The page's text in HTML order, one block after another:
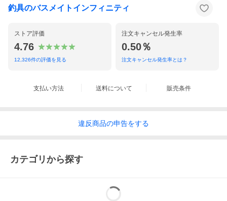
釣具のバスメイトインフィニティ
ストア評価
4.76
12,326件の評価を見る
注文キャンセル発生率
0.50％
注文キャンセル発生率とは？
支払い方法 送料について 販売条件
違反商品の申告をする
カテゴリから探す